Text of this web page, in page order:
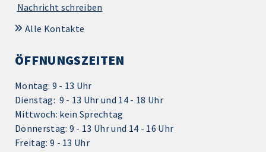
Nachricht schreiben
Alle Kontakte
ÖFFNUNGSZEITEN
Montag: 9 - 13 Uhr
Dienstag: 9 - 13 Uhr und 14 - 18 Uhr
Mittwoch: kein Sprechtag
Donnerstag: 9 - 13 Uhr und 14 - 16 Uhr
Freitag: 9 - 13 Uhr